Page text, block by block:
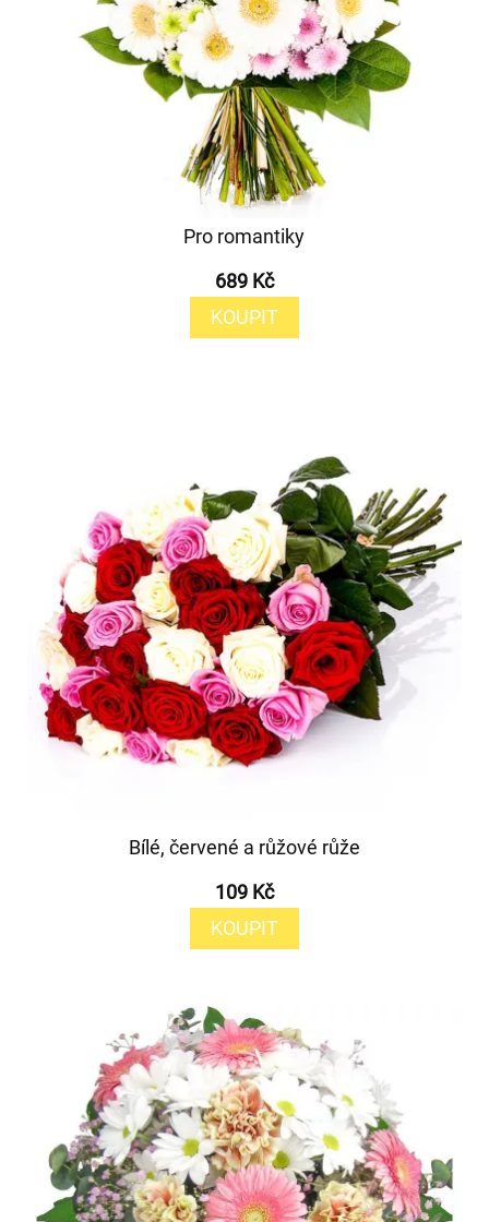
Pro romantiky
689 Kč
KOUPIT
Bílé, červené a růžové růže
109 Kč
KOUPIT